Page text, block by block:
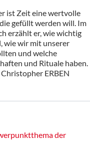
ist Zeit eine wertvolle
gefüllt werden will. Im
erzählt er, wie wichtig
wie wir mit unserer
und welche
und Rituale haben.
ERBEN
der